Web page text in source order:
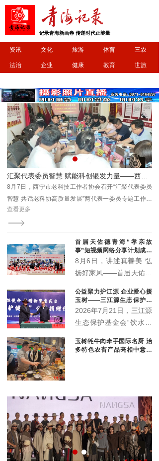
记录青海新画卷 传递时代正能量
资讯 文化 旅游 体育 三农
法治 企业 健康 教育 世旅
明日开跑！2026 首届 “清清黄河” 全民欢乐彩色跑相约坎布拉
8月9日，2026首届“清清黄河”全民欢乐彩色跑将在坎布
拉世界地质公园开赛，参与者将在碧水丹霞间，畅享一
场治愈又欢乐的彩色运动之旅。
查看更多
首届天佑德青海“孝亲故
事”短视频网络分享计划成果
展示会圆满举行
8月6日，讲述真善美 弘
扬好家风——首届天佑德
络分享计划成果展示会在
青海省互助土族自治县天
佑德大酒店多功能厅举
公益聚力护江源 企业爱心援
玉树——三江源生态保护基
金会爱心企业捐赠暨座谈交
2026年7月21日，三江源
生态保护基金会“饮水思
政企座谈交流会在玉树隆
生物科技有限公司总经理
王晓军、大魏盛唐（青
海）贸易有限公司副总经
理弓鸽出席活动。州直相
关部门、三江源国家公园
玉树牦牛肉牵手国际名厨 治
多特色农畜产品亮相中意丝